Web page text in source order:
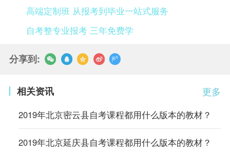
高端定制班 从报考到毕业一站式服务
自考整专业报考 三年免费学
分享到:
更多
相关资讯
2019年北京密云县自考课程都用什么版本的教材？
2019年北京延庆县自考课程都用什么版本的教材？